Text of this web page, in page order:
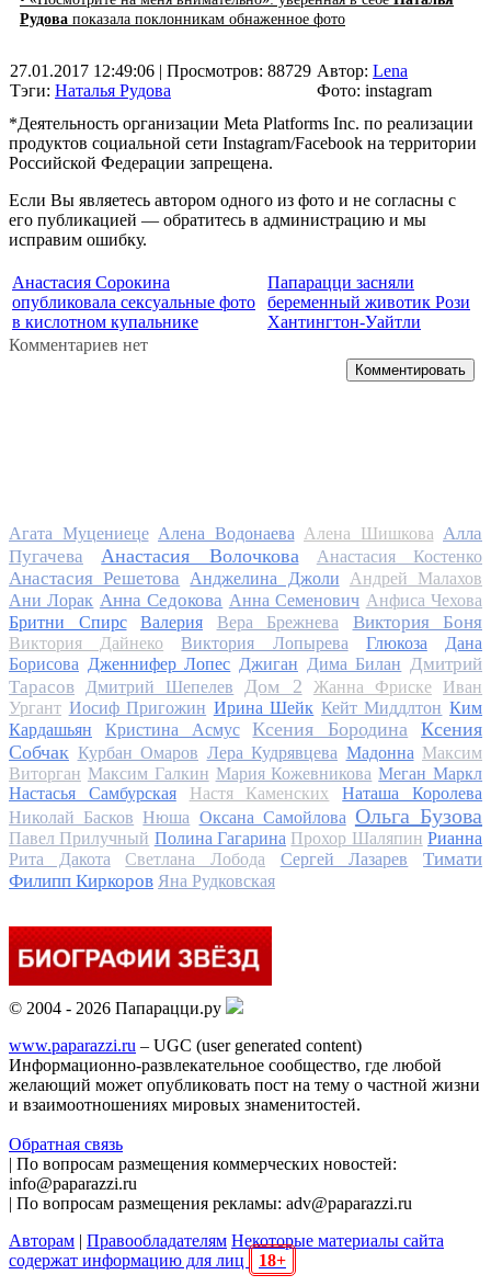
Рудова показала поклонникам обнаженное фото
27.01.2017 12:49:06 | Просмотров: 88729
Тэги: Наталья Рудова
Автор: Lena
Фото: instagram
*Деятельность организации Meta Platforms Inc. по реализации
продуктов социальной сети Instagram/Facebook на территории
Российской Федерации запрещена.
Если Вы являетесь автором одного из фото и не согласны с
его публикацией — обратитесь в администрацию и мы
исправим ошибку.
Анастасия Сорокина
опубликовала сексуальные фото
в кислотном купальнике
Папарацци засняли
беременный животик Рози
Хантингтон-Уайтли
Комментариев нет
Комментировать
Агата Муцениеце Алена Водонаева Алена Шишкова Алла
Пугачева
Анастасия Волочкова Анастасия Костенко
Анастасия Решетова Анджелина Джоли
Андрей Малахов
Ани Лорак Анна Седокова Анна Семенович Анфиса Чехова
Бритни Спирс
Валерия Вера Брежнева Виктория Боня
Виктория Дайнеко Виктория Лопырева Глюкоза
Дана
Борисова Дженнифер Лопес Джиган Дима Билан Дмитрий
Тарасов
Дмитрий Шепелев Дом 2 Жанна Фриске
Иван
Ургант Иосиф Пригожин Ирина Шейк Кейт Миддлтон Ким
Кардашьян
Кристина Асмус Ксения Бородина
Ксения
Собчак Курбан Омаров Лера Кудрявцева Мадонна Максим
Виторган Максим Галкин Мария Кожевникова Меган Маркл
Настасья Самбурская
Настя Каменских
Наташа Королева
Николай Басков Нюша Оксана Самойлова Ольга Бузова
Павел Прилучный Полина Гагарина Прохор Шаляпин Рианна
Рита Дакота
Светлана Лобода Сергей Лазарев
Тимати
Филипп Киркоров Яна Рудковская
© 2004 - 2026 Папарацци.ру
www.paparazzi.ru – UGC (user generated content)
Информационно-развлекательное сообщество, где любой
желающий может опубликовать пост на тему о частной жизни
и взаимоотношениях мировых знаменитостей.
Обратная связь
| По вопросам размещения коммерческих новостей:
info@paparazzi.ru
| По вопросам размещения рекламы: adv@paparazzi.ru
Авторам | Правообладателям Некоторые материалы сайта
содержат информацию для лиц
18+